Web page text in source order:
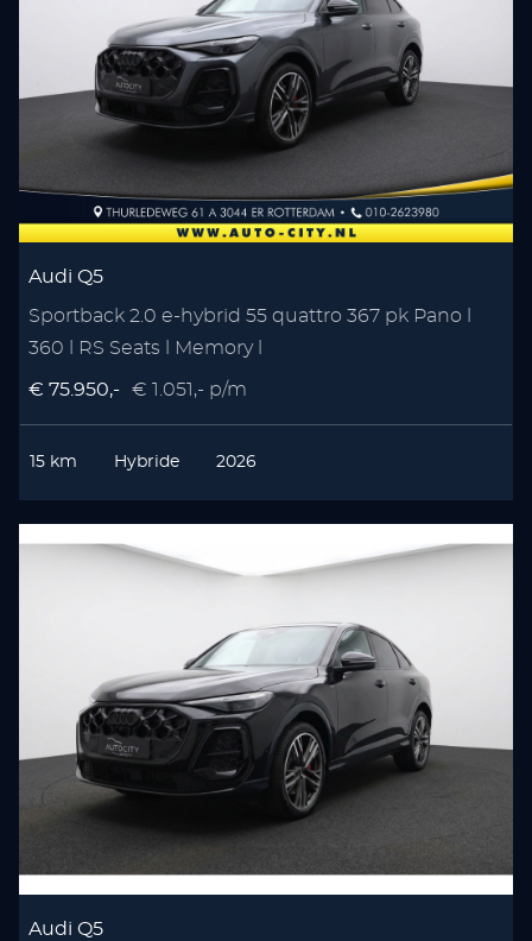
Audi Q5
Sportback 2.0 e-hybrid 55 quattro 367 pk Pano l
360 l RS Seats l Memory l
€ 75.950,- € 1.051,- p/m
15 km Hybride 2026
Audi Q5